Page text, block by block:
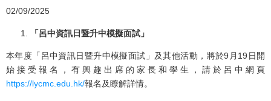
02/09/2025
「呂中資訊日暨升中模擬面試」
本年度「呂中資訊日暨升中模擬面試」及其他活動，將於9月19日開
始接受報名，有興趣出席的家長和學生，請於呂中網頁
https://lycmc.edu.hk/報名及瞭解詳情。